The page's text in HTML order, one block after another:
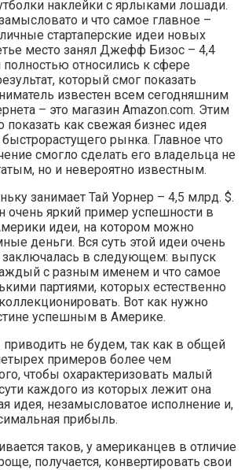
наклейки с ярлыками лошади.
и что самое главное –
стартаперские идеи новых
место занял Джефф Бизос – 4,4
относились к сфере
который смог показать
известен всем сегодняшним
– это магазин Amazon.com. Этим
как свежая бизнес идея
рынка. Главное что
смогло сделать его владельца не
но и невероятно известным.
занимает Тай Уорнер – 4,5 млрд. $.
очень яркий пример успешности в
идеи, на котором можно
деньги. Вся суть этой идеи очень
заключалась в следующем: выпуск
с разным именем и что самое
партиями, которых естественно
Вот как нужно
успешным в Америке.
не будем, так как в общей
примеров более чем
чтобы охарактеризовать малый
каждого из которых лежит она
идея, незамысловатое исполнение и,
прибыль.
таков, у американцев в отличие
получается, конвертировать свои